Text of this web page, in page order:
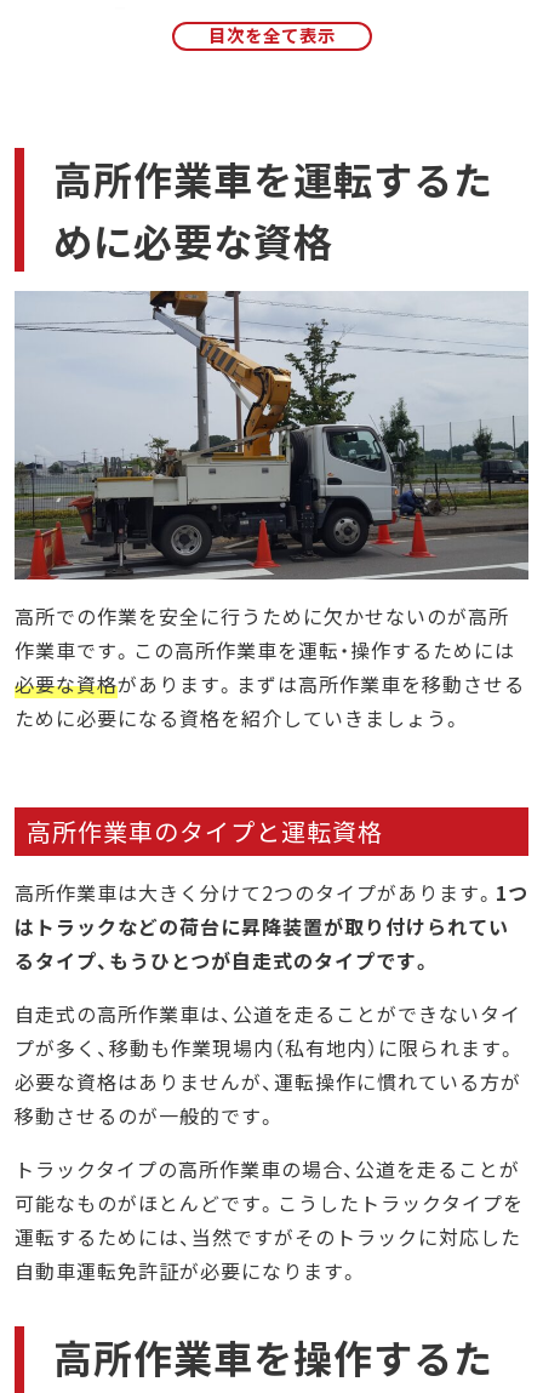
最低9時間以上の講習を受講する
高所作業車を運転するた
めに必要な資格
高所での作業を安全に行うために欠かせないのが高所
作業車です。この高所作業車を運転・操作するためには
必要な資格があります。まずは高所作業車を移動させる
ために必要になる資格を紹介していきましょう。
高所作業車のタイプと運転資格
高所作業車は大きく分けて2つのタイプがあります。 1つ
はトラックなどの荷台に昇降装置が取り付けられてい
るタイプ、もうひとつが自走式のタイプです。
自走式の高所作業車は、公道を走ることができないタイ
プが多く、移動も作業現場内（私有地内）に限られます。
必要な資格はありませんが、運転操作に慣れている方が
移動させるのが一般的です。
トラックタイプの高所作業車の場合、公道を走ることが
可能なものがほとんどです。こうしたトラックタイプを
運転するためには、当然ですがそのトラックに対応した
自動車運転免許証が必要になります。
高所作業車を操作するた